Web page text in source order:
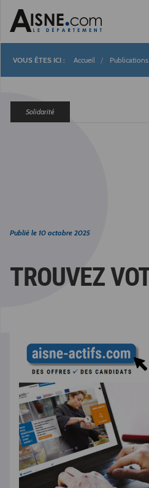
Fil
d'Ariane
Accueil Publications
Solidarité
Publié le 10 octobre 2025
TROUVEZ